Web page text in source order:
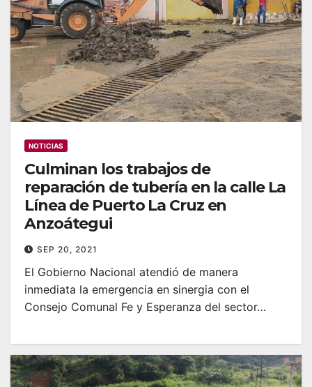
NOTICIAS
Culminan los trabajos de
reparación de tubería en la calle La
Línea de Puerto La Cruz en
Anzoátegui
SEP 20, 2021
El Gobierno Nacional atendió de manera
inmediata la emergencia en sinergia con el
Consejo Comunal Fe y Esperanza del sector…